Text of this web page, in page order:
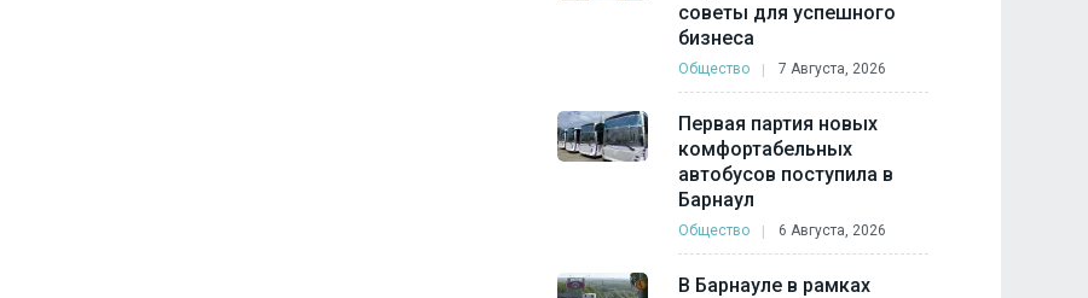
советы для успешного
бизнеса
Общество 7 Августа, 2026
Первая партия новых
комфортабельных
автобусов поступила в
Барнаул
Общество 6 Августа, 2026
В Барнауле в рамках